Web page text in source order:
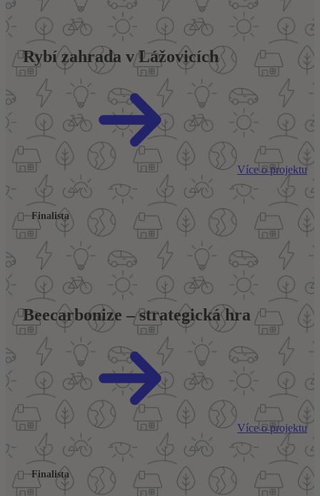
Rybí zahrada v Lážovicích
Více o projektu
Finalista
Beecarbonize – strategická hra
Více o projektu
Finalista